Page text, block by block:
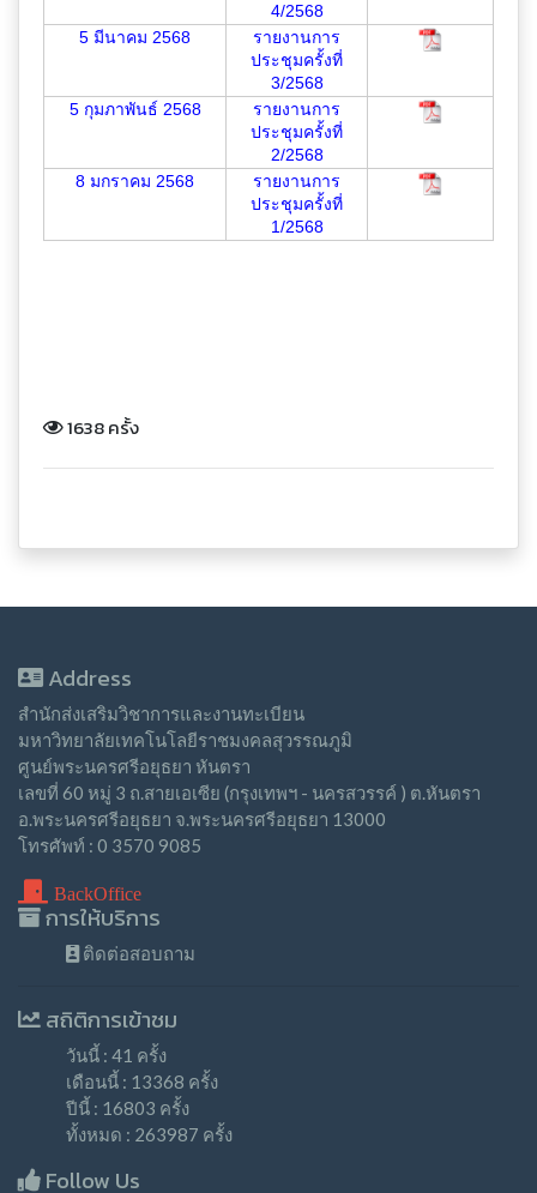
4/2568
5 มีนาคม 2568
รายงานการ
ประชุมครั้งที่
3/2568
5 กุมภาพันธ์ 2568
รายงานการ
ประชุมครั้งที่
2/2568
8 มกราคม 2568
รายงานการ
ประชุมครั้งที่
1/2568
1638 ครั้ง
Address
สำนักส่งเสริมวิชาการและงานทะเบียน
มหาวิทยาลัยเทคโนโลยีราชมงคลสุวรรณภูมิ
ศูนย์พระนครศรีอยุธยา หันตรา
เลขที่ 60 หมู่ 3 ถ.สายเอเซีย (กรุงเทพฯ - นครสวรรค์ ) ต.หันตรา
อ.พระนครศรีอยุธยา จ.พระนครศรีอยุธยา 13000
โทรศัพท์ : 0 3570 9085
BackOffice
การให้บริการ
ติดต่อสอบถาม
สถิติการเข้าชม
วันนี้ : 41 ครั้ง
เดือนนี้ : 13368 ครั้ง
ปีนี้ : 16803 ครั้ง
ทั้งหมด : 263987 ครั้ง
Follow Us